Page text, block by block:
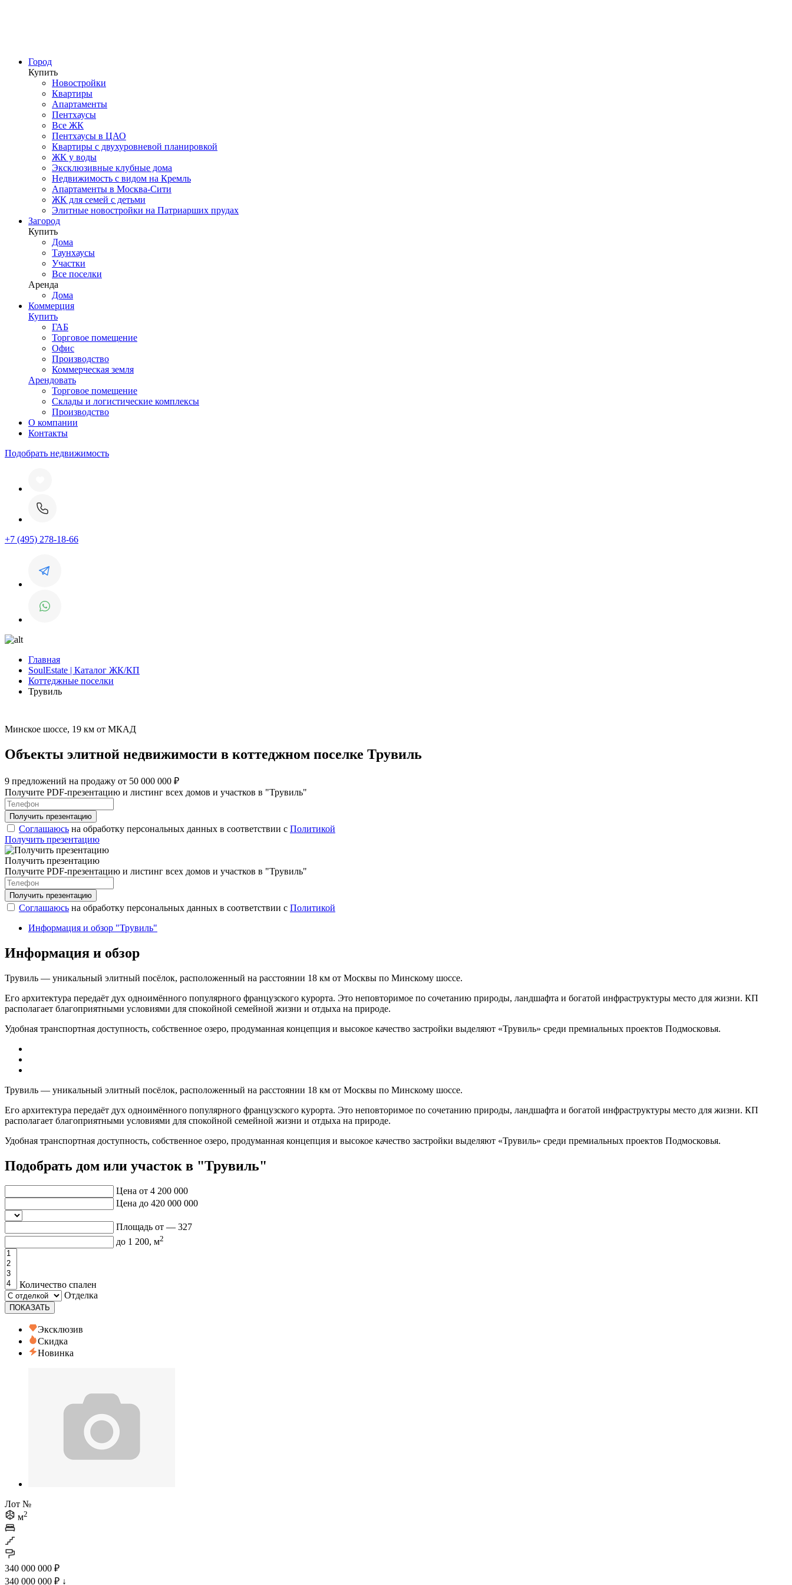
Город
Купить
Новостройки
Квартиры
Апартаменты
Пентхаусы
Все ЖК
Пентхаусы в ЦАО
Квартиры с двухуровневой планировкой
ЖК у воды
Эксклюзивные клубные дома
Недвижимость с видом на Кремль
Апартаменты в Москва-Сити
ЖК для семей с детьми
Элитные новостройки на Патриарших прудах
Загород
Купить
Дома
Таунхаусы
Участки
Все поселки
Аренда
Дома
Коммерция
Купить
ГАБ
Торговое помещение
Офис
Производство
Коммерческая земля
Арендовать
Торговое помещение
Склады и логистические комплексы
Производство
О компании
Контакты
Подобрать недвижимость
+7 (495) 278-18-66
Главная
SoulEstate | Каталог ЖК/КП
Коттеджные поселки
Трувиль
Минское шоссе, 19 км от МКАД
Объекты элитной недвижимости в коттеджном поселке Трувиль
9 предложений на продажу от 50 000 000 ₽
Получите PDF-презентацию и листинг всех домов и участков в "Трувиль"
Соглашаюсь на обработку персональных данных в соответствии с Политикой
Получить презентацию
Получить презентацию
Получите PDF-презентацию и листинг всех домов и участков в "Трувиль"
Соглашаюсь на обработку персональных данных в соответствии с Политикой
Информация и обзор "Трувиль"
Информация и обзор
Трувиль — уникальный элитный посёлок, расположенный на расстоянии 18 км от Москвы по Минскому шоссе.
Его архитектура передаёт дух одноимённого популярного французского курорта. Это неповторимое по сочетанию природы, ландшафта и богатой инфраструктуры место для жизни. КП
располагает благоприятными условиями для спокойной семейной жизни и отдыха на природе.
Удобная транспортная доступность, собственное озеро, продуманная концепция и высокое качество застройки выделяют «Трувиль» среди премиальных проектов Подмосковья.
Трувиль — уникальный элитный посёлок, расположенный на расстоянии 18 км от Москвы по Минскому шоссе.
Его архитектура передаёт дух одноимённого популярного французского курорта. Это неповторимое по сочетанию природы, ландшафта и богатой инфраструктуры место для жизни. КП
располагает благоприятными условиями для спокойной семейной жизни и отдыха на природе.
Удобная транспортная доступность, собственное озеро, продуманная концепция и высокое качество застройки выделяют «Трувиль» среди премиальных проектов Подмосковья.
Подобрать дом или участок в "Трувиль"
Цена от 4 200 000
Цена до 420 000 000
Площадь от — 327
до 1 200, м2
Количество спален
Отделка
ПОКАЗАТЬ
Эксклюзив
Скидка
Новинка
Лот №
м2
340 000 000 ₽
340 000 000 ₽ ↓